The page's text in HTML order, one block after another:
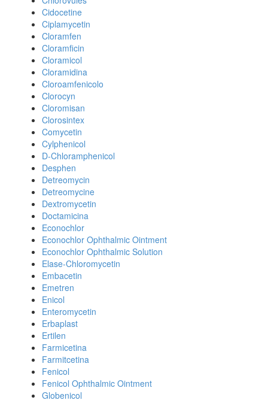
Cidocetine
Ciplamycetin
Cloramfen
Cloramficin
Cloramicol
Cloramidina
Cloroamfenicolo
Clorocyn
Cloromisan
Clorosintex
Comycetin
Cylphenicol
D-Chloramphenicol
Desphen
Detreomycin
Detreomycine
Dextromycetin
Doctamicina
Econochlor
Econochlor Ophthalmic Ointment
Econochlor Ophthalmic Solution
Elase-Chloromycetin
Embacetin
Emetren
Enicol
Enteromycetin
Erbaplast
Ertilen
Farmicetina
Farmitcetina
Fenicol
Fenicol Ophthalmic Ointment
Globenicol